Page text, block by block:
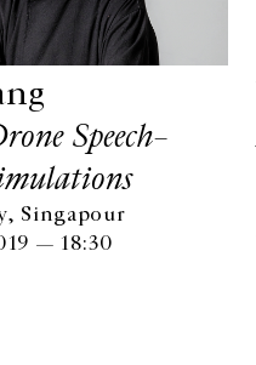
Speech–
Singapour
— 18:30